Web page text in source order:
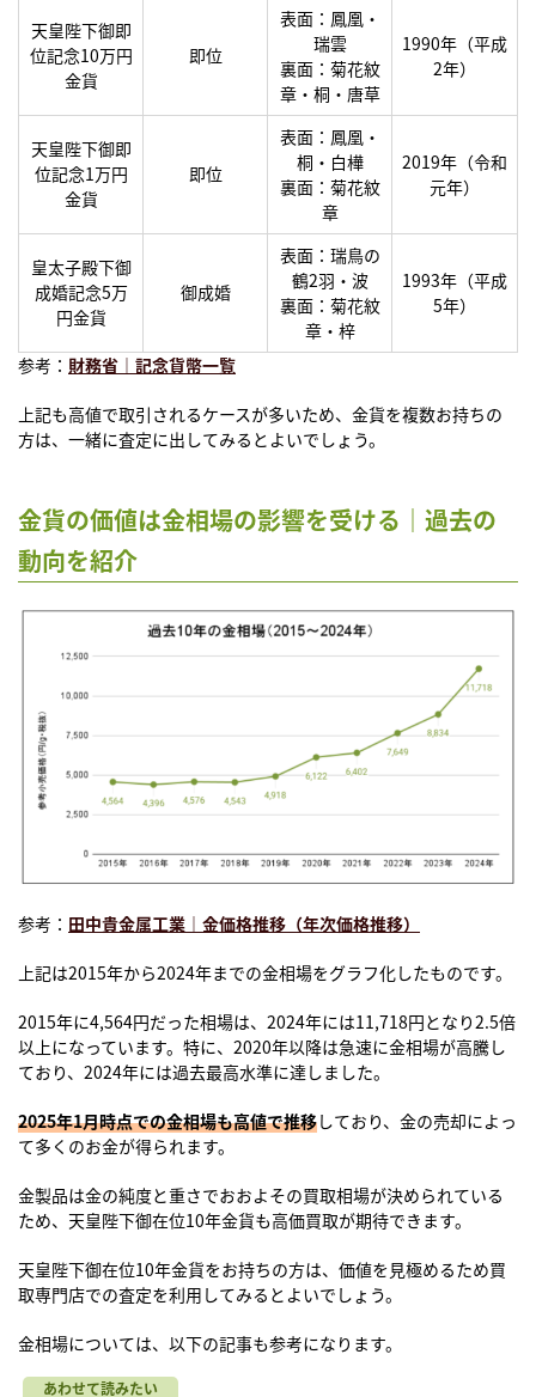
天皇陛下御即
位記念10万円
金貨
即位
表面：鳳凰・
瑞雲
裏面：菊花紋
章・桐・唐草
1990年（平成
2年）
天皇陛下御即
位記念1万円
金貨
即位
表面：鳳凰・
桐・白樺
裏面：菊花紋
章
2019年（令和
元年）
皇太子殿下御
成婚記念5万
円金貨
御成婚
表面：瑞鳥の
鶴2羽・波
裏面：菊花紋
章・梓
1993年（平成
5年）
参考： 財務省｜記念貨幣一覧
上記も高値で取引されるケースが多いため、金貨を複数お持ちの
方は、一緒に査定に出してみるとよいでしょう。
金貨の価値は金相場の影響を受ける｜過去の
動向を紹介
参考： 田中貴金属工業｜金価格推移（年次価格推移）
上記は2015年から2024年までの金相場をグラフ化したものです。
2015年に4,564円だった相場は、2024年には11,718円となり2.5倍
以上になっています。特に、2020年以降は急速に金相場が高騰し
ており、2024年には過去最高水準に達しました。
2025年1月時点での金相場も高値で推移しており、金の売却によっ
て多くのお金が得られます。
金製品は金の純度と重さでおおよその買取相場が決められている
ため、天皇陛下御在位10年金貨も高価買取が期待できます。
天皇陛下御在位10年金貨をお持ちの方は、価値を見極めるため買
取専門店での査定を利用してみるとよいでしょう。
金相場については、以下の記事も参考になります。